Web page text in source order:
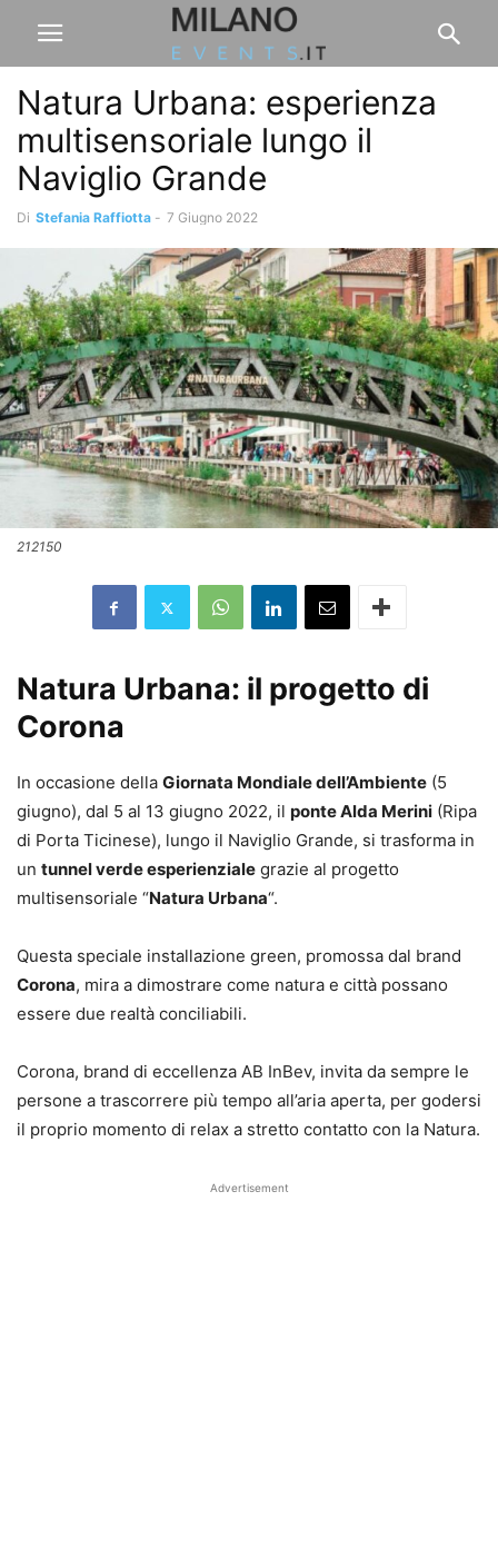
Natura Urbana: esperienza
multisensoriale lungo il
Naviglio Grande
Di Stefania Raffiotta - 7 Giugno 2022
212150
Natura Urbana: il progetto di
Corona
In occasione della Giornata Mondiale dell’Ambiente (5
giugno), dal 5 al 13 giugno 2022, il ponte Alda Merini (Ripa
di Porta Ticinese), lungo il Naviglio Grande, si trasforma in
un tunnel verde esperienziale grazie al progetto
multisensoriale “Natura Urbana“.
Questa speciale installazione green, promossa dal brand
Corona, mira a dimostrare come natura e città possano
essere due realtà conciliabili.
Corona, brand di eccellenza AB InBev, invita da sempre le
persone a trascorrere più tempo all’aria aperta, per godersi
il proprio momento di relax a stretto contatto con la Natura.
Advertisement